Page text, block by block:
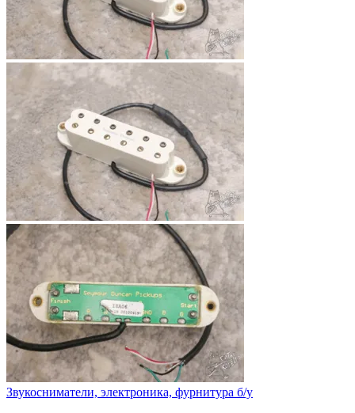
Звукосниматели, электроника, фурнитура б/у